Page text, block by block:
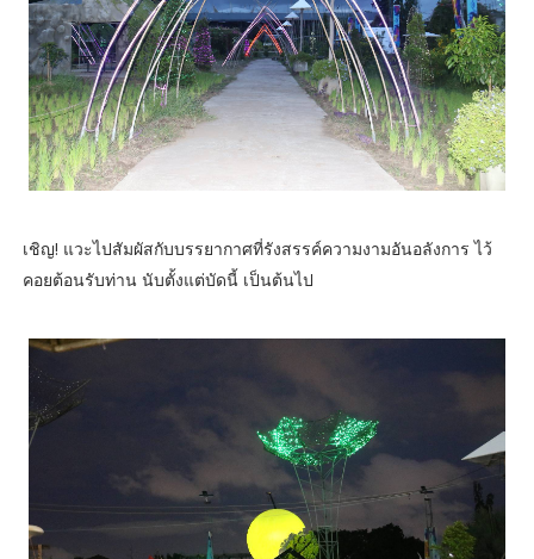
เชิญ! แวะไปสัมผัสกับบรรยากาศที่รังสรรค์ความงามอันอลังการ ไว้
คอยต้อนรับท่าน นับตั้งแต่บัดนี้ เป็นต้นไป